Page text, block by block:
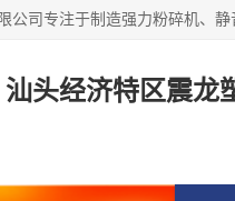
汕头经济特区震龙